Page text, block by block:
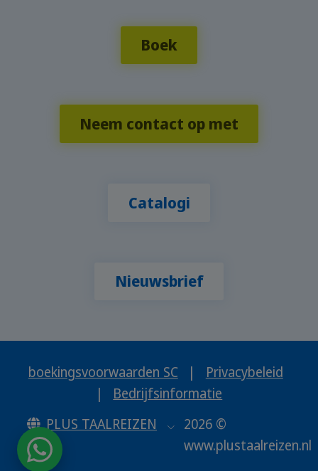
Boek
Neem contact op met
Catalogi
Nieuwsbrief
boekingsvoorwaarden SC |
Privacybeleid
|
Bedrijfsinformatie
PLUS TAALREIZEN
2026 ©
www.plustaalreizen.nl